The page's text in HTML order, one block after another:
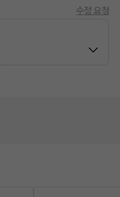
수정 요청